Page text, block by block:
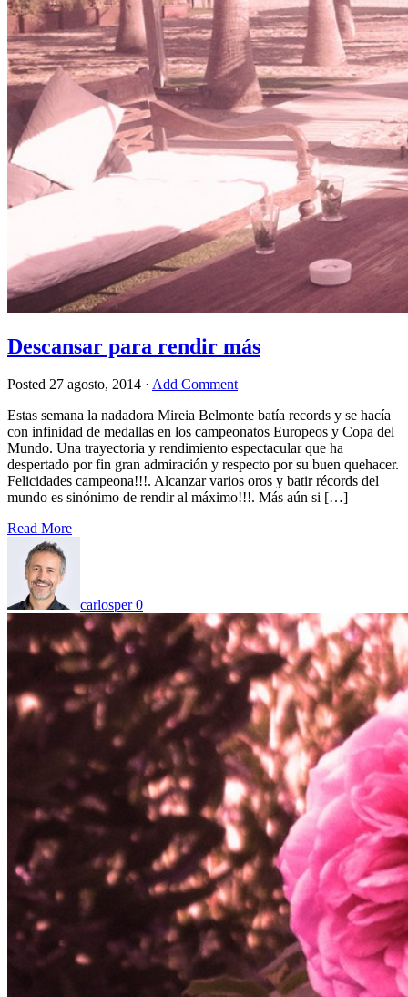
Descansar para rendir más
Posted 27 agosto, 2014 · Add Comment
Estas semana la nadadora Mireia Belmonte batía records y se hacía
con infinidad de medallas en los campeonatos Europeos y Copa del
Mundo. Una trayectoria y rendimiento espectacular que ha
despertado por fin gran admiración y respecto por su buen quehacer.
Felicidades campeona!!!. Alcanzar varios oros y batir récords del
mundo es sinónimo de rendir al máximo!!!. Más aún si […]
Read More
carlosper 0